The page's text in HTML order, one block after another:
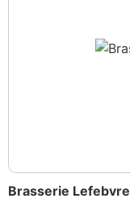
Brasserie Lefebvre